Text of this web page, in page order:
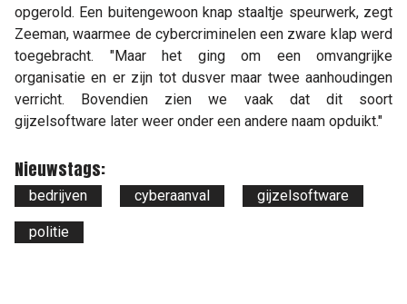
opgerold. Een buitengewoon knap staaltje speurwerk, zegt
Zeeman, waarmee de cybercriminelen een zware klap werd
toegebracht. "Maar het ging om een omvangrijke
organisatie en er zijn tot dusver maar twee aanhoudingen
verricht. Bovendien zien we vaak dat dit soort
gijzelsoftware later weer onder een andere naam opduikt."
Nieuwstags:
bedrijven cyberaanval gijzelsoftware
politie